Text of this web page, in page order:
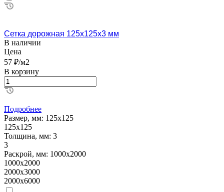
Сетка дорожная 125х125х3 мм
В наличии
Цена
57 ₽/м2
В корзину
Подробнее
Размер, мм: 125х125
125х125
Толщина, мм: 3
3
Раскрой, мм: 1000х2000
1000х2000
2000х3000
2000х6000